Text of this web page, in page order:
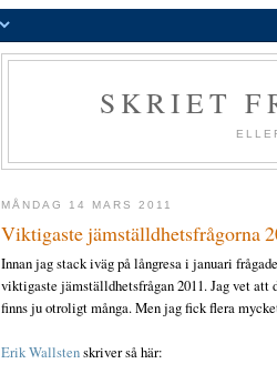
SKRIET
MÅNDAG 14 MARS 2011
Viktigaste jämställdhetsfrågorna
Innan jag stack iväg på långresa i januari
viktigaste jämställdhetsfrågan 2011. Jag vet att
finns ju otroligt många. Men jag fick flera
Erik Wallstenskriver så här: